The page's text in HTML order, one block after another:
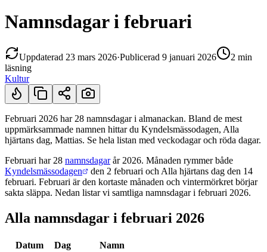
Namnsdagar i februari
Uppdaterad 23 mars 2026·Publicerad 9 januari 2026
2 min
läsning
Kultur
Kort svar
Februari 2026 har 28 namnsdagar i almanackan. Bland de mest
uppmärksammade namnen hittar du Kyndelsmässodagen, Alla
hjärtans dag, Mattias. Se hela listan med veckodagar och röda dagar.
Februari har 28 namnsdagarår 2026. Månaden rymmer både
Kyndelsmässodagen
den 2 februari och Alla hjärtans dag den 14
februari. Februari är den kortaste månaden och vintermörkret börjar
sakta släppa. Nedan listar vi samtliga namnsdagar i februari 2026.
Alla namnsdagar i februari 2026
Datum Dag
Namn